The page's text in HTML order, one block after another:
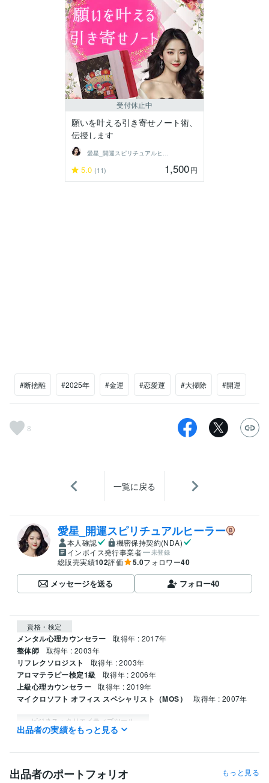
受付休止中
願いを叶える引き寄せノート術、
伝授します
愛星_開運スピリチュアルヒーラー
5.0 (11) 1,500円
#断捨離 #2025年 #金運 #恋愛運 #大掃除 #開運
8
一覧に戻る
愛星_開運スピリチュアルヒーラー
本人確認
機密保持契約(NDA)
インボイス発行事業者
未登録
総販売実績102評価 5.0フォロワー40
メッセージを送る フォロー40
資格・検定
メンタル心理カウンセラー 取得年 : 2017年
整体師 取得年 : 2003年
リフレクソロジスト 取得年 : 2003年
アロマテラピー検定1級 取得年 : 2006年
上級心理カウンセラー 取得年 : 2019年
マイクロソフト オフィス スペシャリスト（MOS） 取得年 : 2007年
ビジネス・クリエイティブツール
Excel:25年Word:25年Canva:3年
得意分野
悩み相談・カウンセリング
スピリチュアル
出品者の実績をもっと見る
出品者のポートフォリオ もっと見る